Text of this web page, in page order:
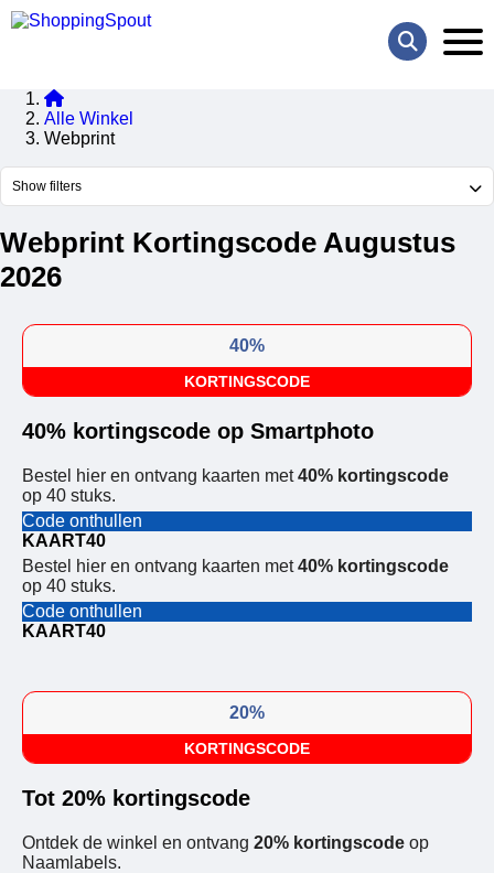
Alle Winkel
Webprint
Show filters
Webprint Kortingscode Augustus
2026
40%
KORTINGSCODE
40% kortingscode op Smartphoto
Bestel hier en ontvang kaarten met40% kortingscode
op 40 stuks.
Code onthullen
KAART40
Bestel hier en ontvang kaarten met40% kortingscode
op 40 stuks.
Code onthullen
KAART40
20%
KORTINGSCODE
Tot 20% kortingscode
Ontdek de winkel en ontvang 20% kortingscode op
Naamlabels.